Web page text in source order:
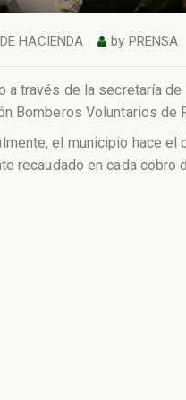
HACIENDA by PRENSA
a través de la secretaría
Bomberos Voluntarios de
el municipio hace
recaudado en cada cobro